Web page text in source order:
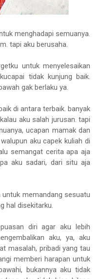
menghadapi semuanya.
tapi aku berusaha.
untuk menyelesaikan
tidak kunjung baik.
gak berlaku ya.
di antara terbaik. banyak
aku salah jurusan. tapi
ucapan mamak dan
aku capek kuliah di
semangat cerita apa aja
aku sadari, dari situ aja
memandang sesuatu
hal disekitarku.
diri agar aku lebih
aku, ya, aku
masalah, pribadi yang tau
memberi harapan untuk
bukannya aku tidak